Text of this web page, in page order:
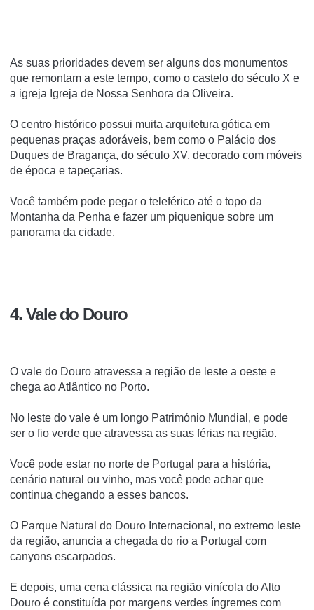
As suas prioridades devem ser alguns dos monumentos
que remontam a este tempo, como o castelo do século X e
a igreja Igreja de Nossa Senhora da Oliveira.
O centro histórico possui muita arquitetura gótica em
pequenas praças adoráveis, bem como o Palácio dos
Duques de Bragança, do século XV, decorado com móveis
de época e tapeçarias.
Você também pode pegar o teleférico até o topo da
Montanha da Penha e fazer um piquenique sobre um
panorama da cidade.
4. Vale do Douro
O vale do Douro atravessa a região de leste a oeste e
chega ao Atlântico no Porto.
No leste do vale é um longo Património Mundial, e pode
ser o fio verde que atravessa as suas férias na região.
Você pode estar no norte de Portugal para a história,
cenário natural ou vinho, mas você pode achar que
continua chegando a esses bancos.
O Parque Natural do Douro Internacional, no extremo leste
da região, anuncia a chegada do rio a Portugal com
canyons escarpados.
E depois, uma cena clássica na região vinícola do Alto
Douro é constituída por margens verdes íngremes com